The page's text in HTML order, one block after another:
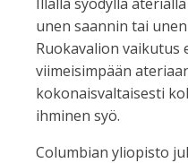
unen saannin tai
Ruokavalion vaikutus
viimeisimpään
kokonaisvaltaisesti
ihminen syö.
Columbian yliopisto